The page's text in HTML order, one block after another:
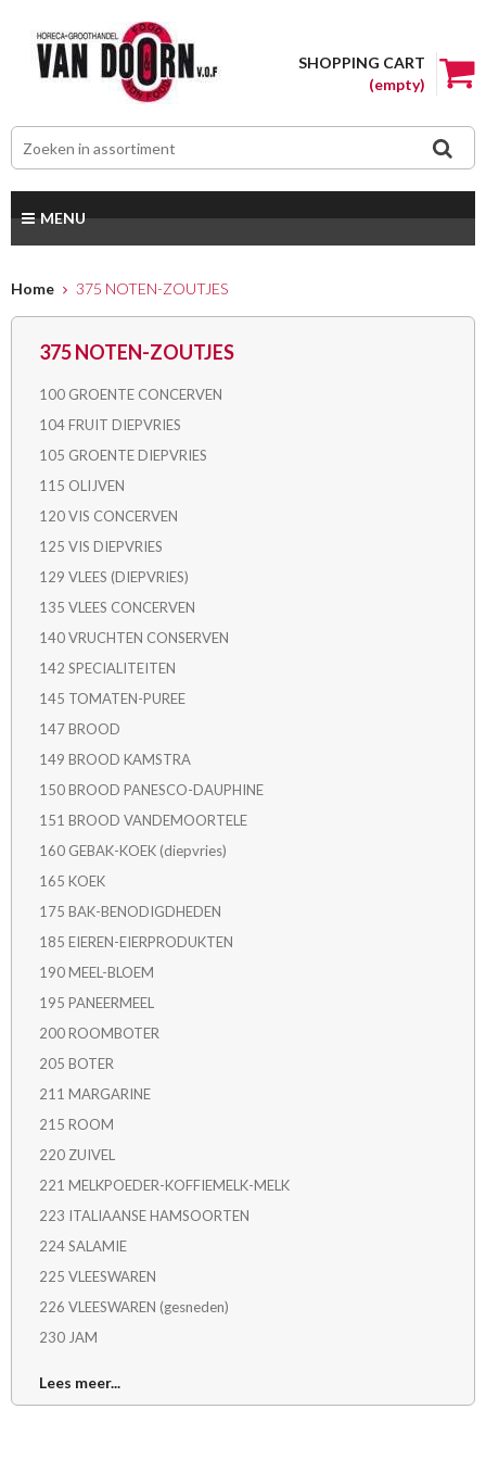
SHOPPING CART
(empty)
MENU
Home 375 NOTEN-ZOUTJES
375 NOTEN-ZOUTJES
100 GROENTE CONCERVEN
104 FRUIT DIEPVRIES
105 GROENTE DIEPVRIES
115 OLIJVEN
120 VIS CONCERVEN
125 VIS DIEPVRIES
129 VLEES (DIEPVRIES)
135 VLEES CONCERVEN
140 VRUCHTEN CONSERVEN
142 SPECIALITEITEN
145 TOMATEN-PUREE
147 BROOD
149 BROOD KAMSTRA
150 BROOD PANESCO-DAUPHINE
151 BROOD VANDEMOORTELE
160 GEBAK-KOEK (diepvries)
165 KOEK
175 BAK-BENODIGDHEDEN
185 EIEREN-EIERPRODUKTEN
190 MEEL-BLOEM
195 PANEERMEEL
200 ROOMBOTER
205 BOTER
211 MARGARINE
215 ROOM
220 ZUIVEL
221 MELKPOEDER-KOFFIEMELK-MELK
223 ITALIAANSE HAMSOORTEN
224 SALAMIE
225 VLEESWAREN
226 VLEESWAREN (gesneden)
230 JAM
Lees meer...